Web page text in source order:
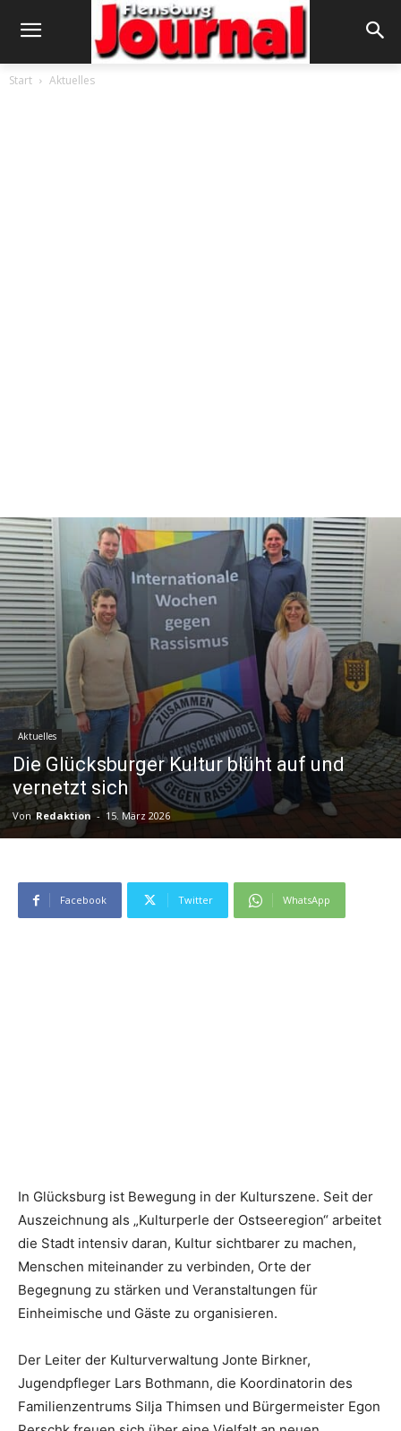
Start Aktuelles
Aktuelles
Die Glücksburger Kultur blüht auf und
vernetzt sich
Von Redaktion - 15. März 2026
Facebook Twitter WhatsApp
In Glücksburg ist Bewegung in der Kulturszene. Seit der
Auszeichnung als „Kulturperle der Ostseeregion“ arbeitet
die Stadt intensiv daran, Kultur sichtbarer zu machen,
Menschen miteinander zu verbinden, Orte der
Begegnung zu stärken und Veranstaltungen für
Einheimische und Gäste zu organisieren.
Der Leiter der Kulturverwaltung Jonte Birkner,
Jugendpfleger Lars Bothmann, die Koordinatorin des
Familienzentrums Silja Thimsen und Bürgermeister Egon